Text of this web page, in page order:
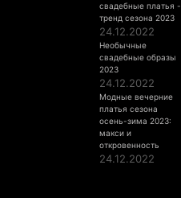
свадебные платья -
тренд сезона 2023
24.12.2022
Необычные
свадебные образы
2023
24.12.2022
Модные вечерние
платья сезона
осень-зима 2023:
макси и
откровенность
24.12.2022